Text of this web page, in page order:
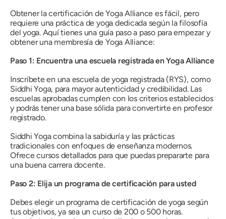
Obtener la certificación de Yoga Alliance es fácil, pero
requiere una práctica de yoga dedicada según la filosofía
del yoga. Aquí tienes una guía paso a paso para empezar y
obtener una membresía de Yoga Alliance:
Paso 1: Encuentra una escuela registrada en Yoga Alliance
Inscríbete en una escuela de yoga registrada (RYS), como
Siddhi Yoga, para mayor autenticidad y credibilidad. Las
escuelas aprobadas cumplen con los criterios establecidos
y podrás tener una base sólida para convertirte en profesor
registrado.
Siddhi Yoga combina la sabiduría y las prácticas
tradicionales con enfoques de enseñanza modernos.
Ofrece cursos detallados para que puedas prepararte para
una buena carrera docente.
Paso 2: Elija un programa de certificación para usted
Debes elegir un programa de certificación de yoga según
tus objetivos, ya sea un curso de 200 o 500 horas.